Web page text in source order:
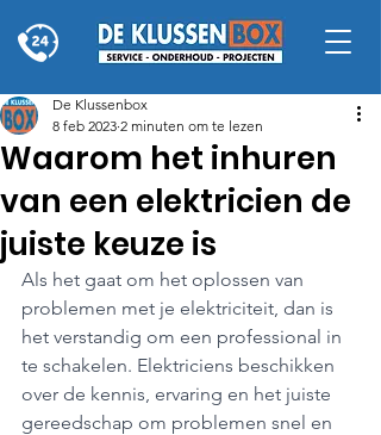
Waarom het inhuren
van een elektricien de
juiste keuze is
De Klussenbox
8 feb 2023 2 minuten om te lezen
Als het gaat om het oplossen van
problemen met je elektriciteit, dan is
het verstandig om een professional in
te schakelen. Elektriciens beschikken
over de kennis, ervaring en het juiste
gereedschap om problemen snel en